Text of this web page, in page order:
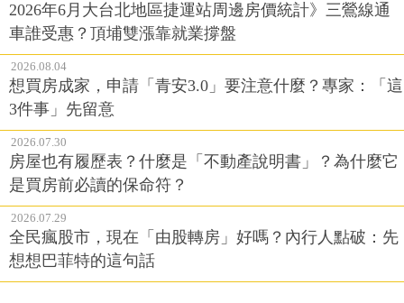
2026年6月大台北地區捷運站周邊房價統計》三鶯線通
車誰受惠？頂埔雙漲靠就業撐盤
2026.08.04
想買房成家，申請「青安3.0」要注意什麼？專家：「這
3件事」先留意
2026.07.30
房屋也有履歷表？什麼是「不動產說明書」？為什麼它
是買房前必讀的保命符？
2026.07.29
全民瘋股市，現在「由股轉房」好嗎？內行人點破：先
想想巴菲特的這句話